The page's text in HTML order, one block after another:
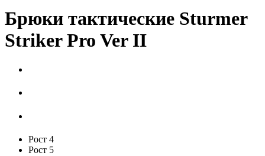
Брюки тактические Sturmer
Striker Pro Ver II
Рост 4
Рост 5